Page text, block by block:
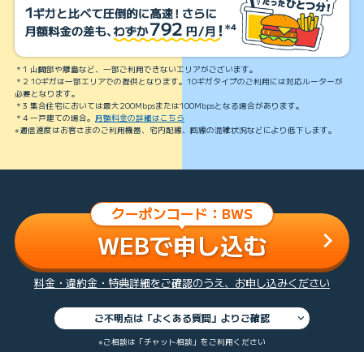
＊1 山間部や離島など、一部ご利用できないエリアがございます。
＊2 10ギガは一部エリアでの提供となります。10ギガタイプのご利用には対応ルーターが
必要となります。
＊3 集合住宅においては最大200Mbpsまたは100Mbpsとなる場合があります。
＊4 一戸建ての場合。 月額料金の詳細はこちら
※通信速度はお客さまのご利用機器、宅内配線、回線の混雑状況などにより低下します。
クーポンコード：BWS
WEBで申し込む
料金・違約金・特典詳細をご確認のうえ、お申し込みください
ご不明点は「よくある質問」よりご確認
※ご相談は「チャット相談」をご利用ください